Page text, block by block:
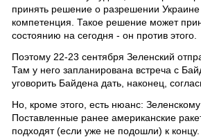
принять решение о разрешении Украине
компетенция. Такое решение может
состоянию на сегодня - он против этого.
Поэтому 22-23 сентября Зеленский
Там у него запланирована встреча с
уговорить Байдена дать, наконец,
Но, кроме этого, есть нюанс:
Поставленные ранее американские
подходят (если уже не подошли) к